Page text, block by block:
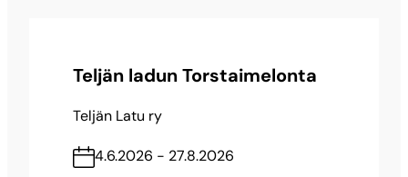
Teljän ladun Torstaimelonta
Teljän Latu ry
4.6.2026 - 27.8.2026